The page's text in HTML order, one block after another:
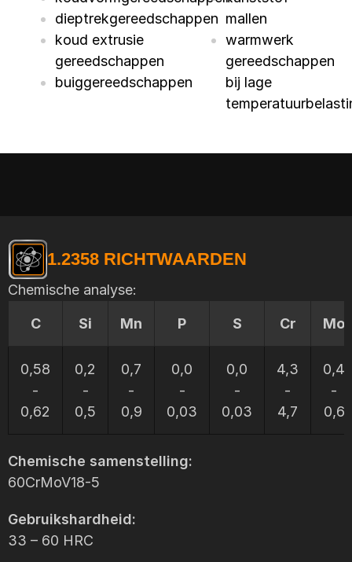
dieptrekgereedschappen
koud extrusie
gereedschappen
buiggereedschappen
mallen
warmwerk
gereedschappen
bij lage
1.2358 RICHTWAARDEN
Chemische analyse:
C Si Mn P S Cr Mo
0,58
-
0,62
0,2
-
0,5
0,7
-
0,9
0,0
-
0,03
0,0
-
0,03
4,3
-
4,7
0,4
-
0,6
Chemische samenstelling:
60CrMoV18-5
Gebruikshardheid:
33 – 60 HRC